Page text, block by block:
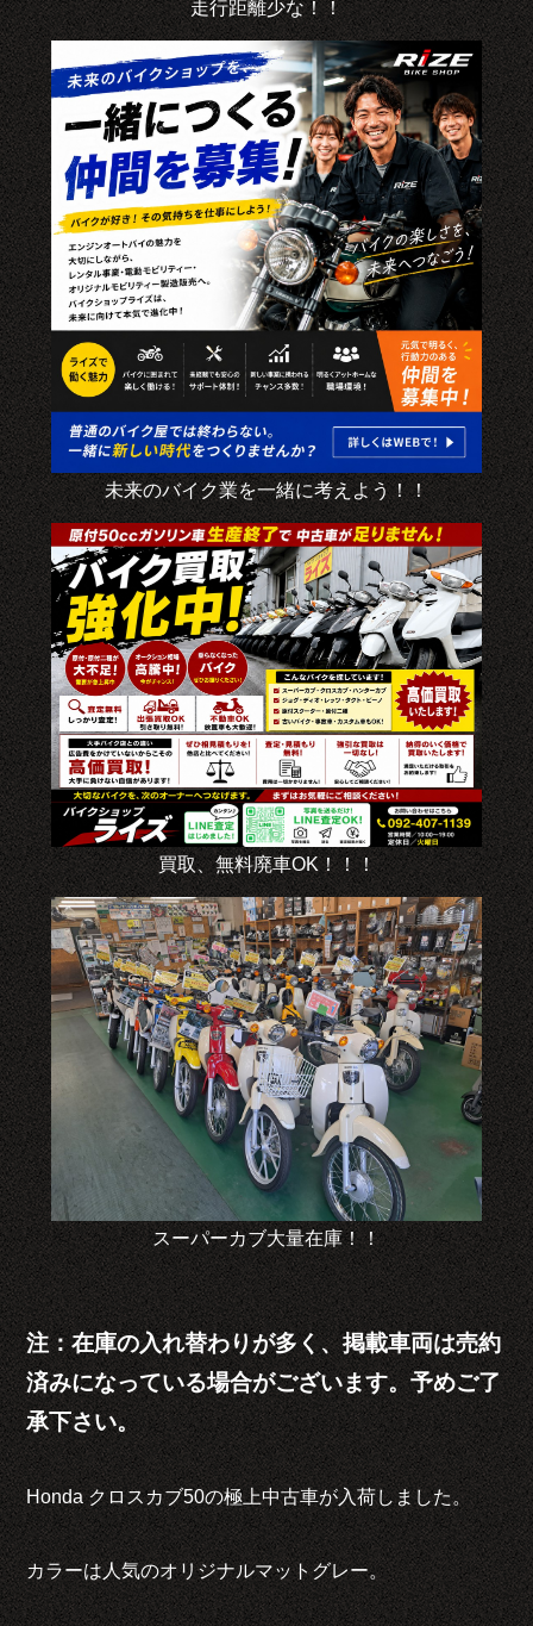
走行距離少な！！
未来のバイク業を一緒に考えよう！！
買取、無料廃車OK！！！
スーパーカブ大量在庫！！
注：在庫の入れ替わりが多く、掲載車両は売約
済みになっている場合がございます。予めご了
承下さい。
Honda クロスカブ50の極上中古車が入荷しました。
カラーは人気のオリジナルマットグレー。